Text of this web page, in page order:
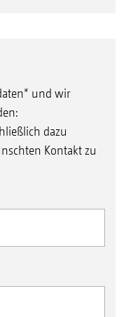
und wir
dazu
Kontakt zu